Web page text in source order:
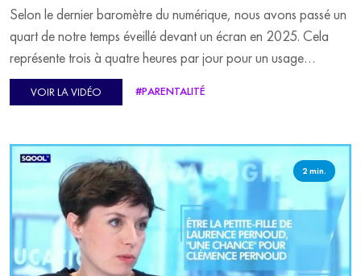
Selon le dernier baromètre du numérique, nous avons passé un
quart de notre temps éveillé devant un écran en 2025. Cela
représente trois à quatre heures par jour pour un usage
personnel. Du smartphone au réveil en passant l'ordinateur au
travail, jusqu'à la télévision le soir, nos écrans rythment nos
Mais nos yeux, eux, tiennent-ils le rythme ? Entre fatigue
visuelle, sécheresse oculaire, maux de tête... Quels sont les effets
réels de cette surexposition ? Pour en parler, Lisa Debernard
reçoit le Dr Romain Nicolau, chirurgien ophtalmologue.
VOIR LA VIDÉO #PARENTALITÉ
2 min.